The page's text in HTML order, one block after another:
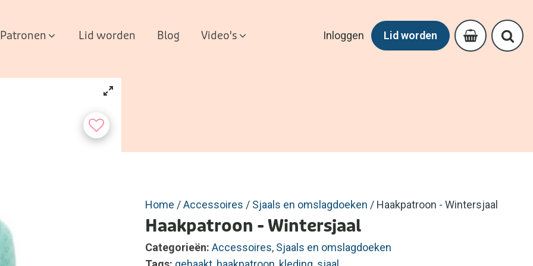
Patronen Lid worden Blog Video's Inloggen Lid worden
Home /Accessoires / Sjaals en omslagdoeken / Haakpatroon - Wintersjaal
Haakpatroon - Wintersjaal
Categorieën: Accessoires, Sjaals en omslagdoeken